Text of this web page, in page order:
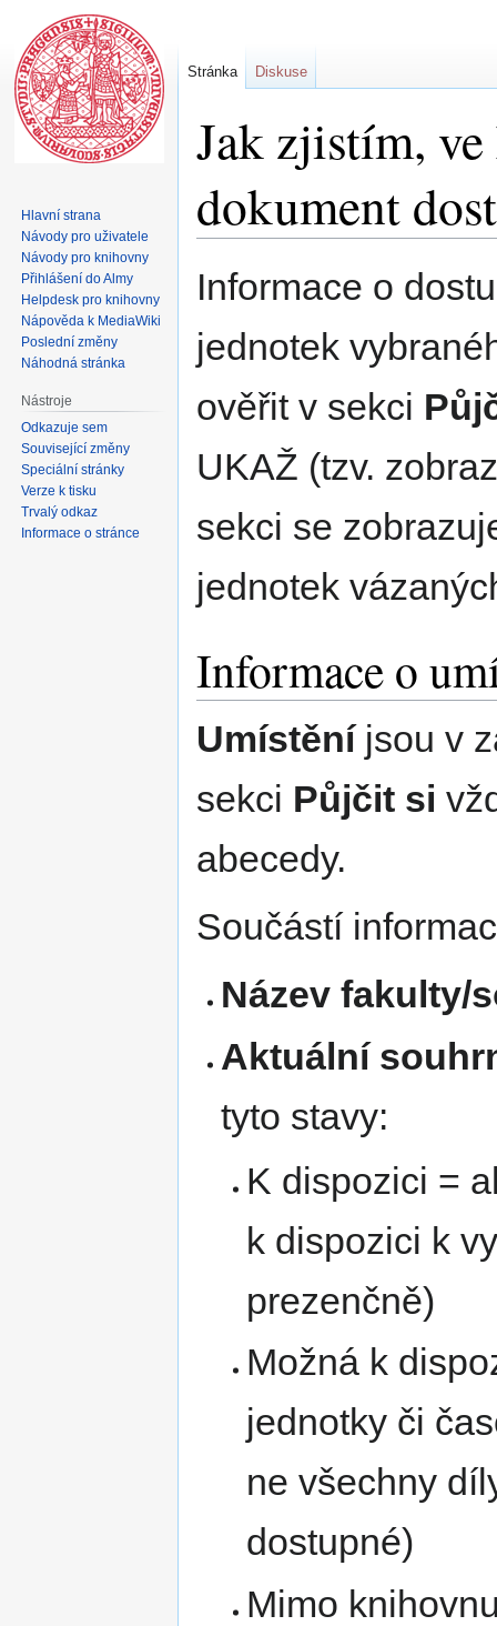
Jak zjistím,
dokument
Skočit
na
Skočit
na
Informace o
jednotek
ověřit v sekci
UKAŽ (tzv.
sekci se
jednotek
Informace o
Umístěníjsou v
sekci Půjčit si
abecedy.
Součástí
Název fakulty/
Aktuální
tyto stavy:
K dispozici =
k dispozici k
prezenčně)
Možná k
jednotky či
ne všechny
dostupné)
Mimo
Stránka Diskuse
Hlavní strana
Návody pro uživatele
Návody pro knihovny
Přihlášení do Almy
Helpdesk pro knihovny
Nápověda k MediaWiki
Poslední změny
Náhodná stránka
Nástroje
Odkazuje sem
Související změny
Speciální stránky
Verze k tisku
Trvalý odkaz
Informace o stránce